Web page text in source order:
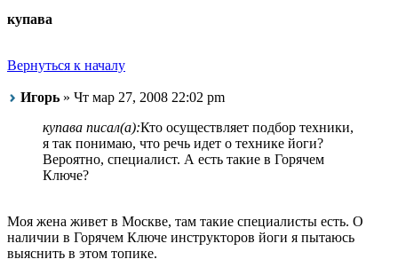
купава
Вернуться к началу
Игорь » Чт мар 27, 2008 22:02 pm
купава писал(а):Кто осуществляет подбор техники,
я так понимаю, что речь идет о технике йоги?
Вероятно, специалист. А есть такие в Горячем
Ключе?
Моя жена живет в Москве, там такие специалисты есть. О
наличии в Горячем Ключе инструкторов йоги я пытаюсь
выяснить в этом топике.